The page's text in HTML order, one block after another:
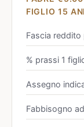
FIGLIO 15
Fascia reddito
% prassi 1
Assegno
Fabbisogno